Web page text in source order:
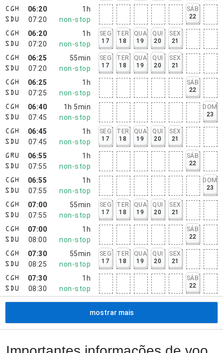
CGH
SDU
06:20
07:20
1h
non-stop
SÁB
22
CGH
SDU
06:20
07:20
1h
non-stop
SEG
17
TER
18
QUA
19
QUI
20
SEX
21
CGH
SDU
06:25
07:20
55min
non-stop
SEG
17
TER
18
QUA
19
QUI
20
SEX
21
CGH
SDU
06:25
07:25
1h
non-stop
SÁB
22
CGH
SDU
06:40
07:45
1h 5min
non-stop
DOM
23
CGH
SDU
06:45
07:45
1h
non-stop
SEG
17
TER
18
QUA
19
QUI
20
SEX
21
GRU
SDU
06:55
07:55
1h
non-stop
SÁB
22
CGH
SDU
06:55
07:55
1h
non-stop
DOM
23
CGH
SDU
07:00
07:55
55min
non-stop
SEG
17
TER
18
QUA
19
QUI
20
SEX
21
CGH
SDU
07:00
08:00
1h
non-stop
SÁB
22
CGH
SDU
07:30
08:25
55min
non-stop
SEG
17
TER
18
QUA
19
QUI
20
SEX
21
CGH
SDU
07:30
08:30
1h
non-stop
SÁB
22
mostrar mais